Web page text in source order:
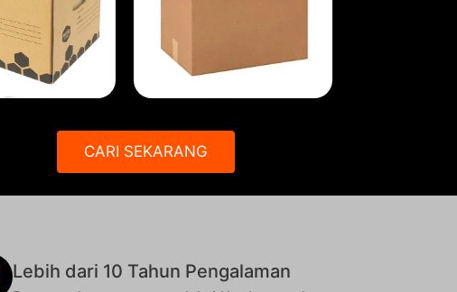
CARI SEKARANG
Lebih dari 10 Tahun Pengalaman